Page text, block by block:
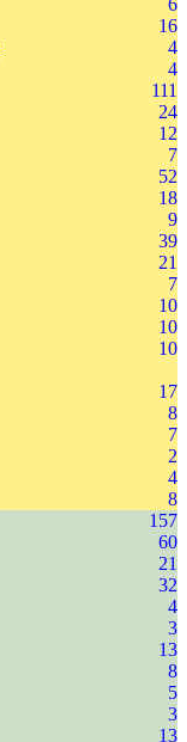
6
16
4
4
111
24
12
7
52
18
9
39
21
7
10
10
10
17
8
7
2
4
8
157
60
21
32
4
3
13
8
5
3
13